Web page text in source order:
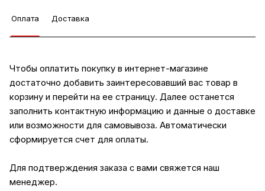
Оплата Доставка
Чтобы оплатить покупку в интернет-магазине
достаточно добавить заинтересовавший вас товар в
корзину и перейти на ее страницу. Далее останется
заполнить контактную информацию и данные о доставке
или возможности для самовывоза. Автоматически
сформируется счет для оплаты.
Для подтверждения заказа с вами свяжется наш
менеджер.